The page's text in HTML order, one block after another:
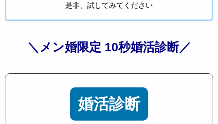
是非、試してみてください
＼メン婚限定 10秒婚活診断／
婚活診断